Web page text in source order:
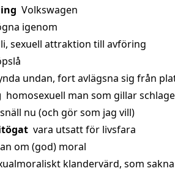
Volkswagen
igenom
sexuell attraktion till avföring
undan, fort avlägsna sig från
homosexuell man som gillar
nu (och gör som jag vill)
vara utsatt för livsfara
om (god) moral
klandervärd, som